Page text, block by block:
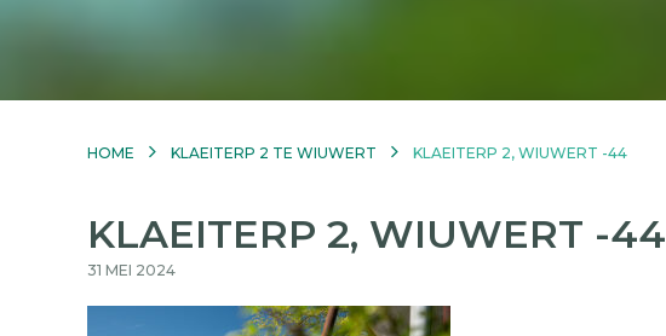
HOME KLAEITERP 2 TE WIUWERT KLAEITERP 2, WIUWERT -44
KLAEITERP 2, WIUWERT -44
31 MEI 2024